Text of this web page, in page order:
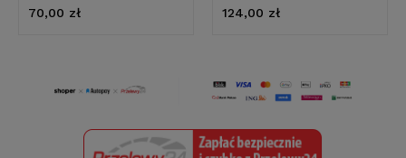
70,00 zł 124,00 zł